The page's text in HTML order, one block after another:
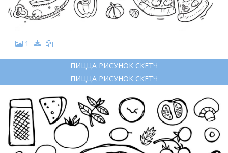
1
ПИЦЦА РИСУНОК СКЕТЧ
ПИЦЦА РИСУНОК СКЕТЧ